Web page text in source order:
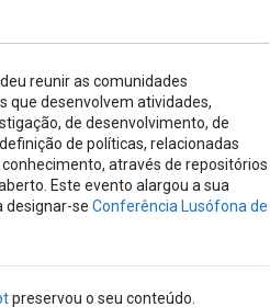
reunir as comunidades
que desenvolvem atividades,
de desenvolvimento, de
de políticas, relacionadas
através de repositórios
Este evento alargou a sua
designar-se Conferência Lusófona de
preservou o seu conteúdo.